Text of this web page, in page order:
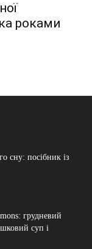
роками
сну: посібник із
грудневий
суп і